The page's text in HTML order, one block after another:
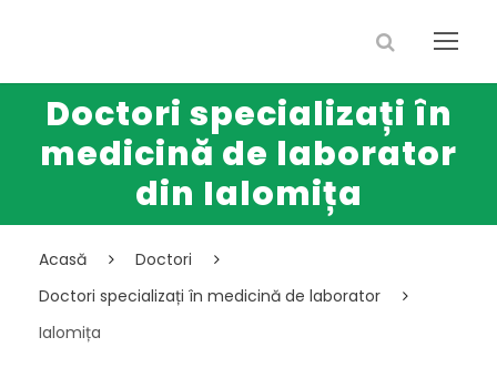
Doctori specializați în
medicină de laborator
din Ialomița
Acasă
Doctori
Doctori specializați în medicină de laborator
Ialomița